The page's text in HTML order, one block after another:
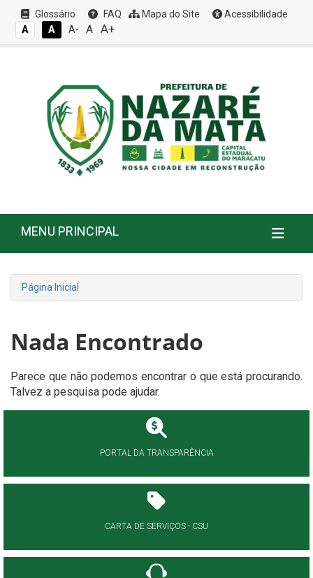
Glossário FAQ Mapa do Site
Acessibilidade
A
A A- A A+
MENU PRINCIPAL
Página Inicial
Nada Encontrado
Parece que não podemos encontrar o que está procurando.
Talvez a pesquisa pode ajudar.
PORTAL DA TRANSPARÊNCIA
CARTA DE SERVIÇOS - CSU